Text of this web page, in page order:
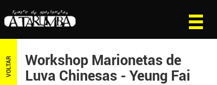
VOLTAR
Workshop Marionetas de
Luva Chinesas - Yeung Fai